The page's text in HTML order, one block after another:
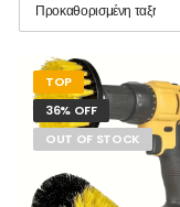
TOP
36% OFF
OUT OF STOCK